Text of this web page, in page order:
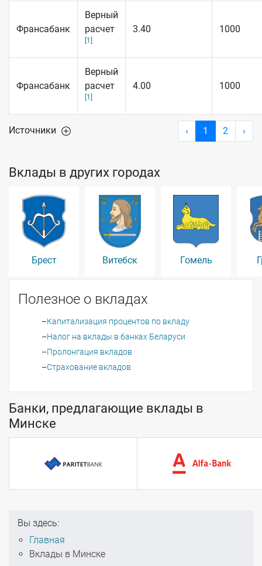
Франсабанк
Верный
расчет
[1]
3.40 1000
Франсабанк
Верный
расчет
[1]
4.00 1000
‹ 1 2 ›
Источники
Вклады в других городах
Брест Витебск Гомель
Полезное о вкладах
Капитализация процентов по вкладу
Налог на вклады в банках Беларуси
Пролонгация вкладов
Страхование вкладов
Банки, предлагающие вклады в
Минске
Вы здесь:
Главная
Вклады в Минске